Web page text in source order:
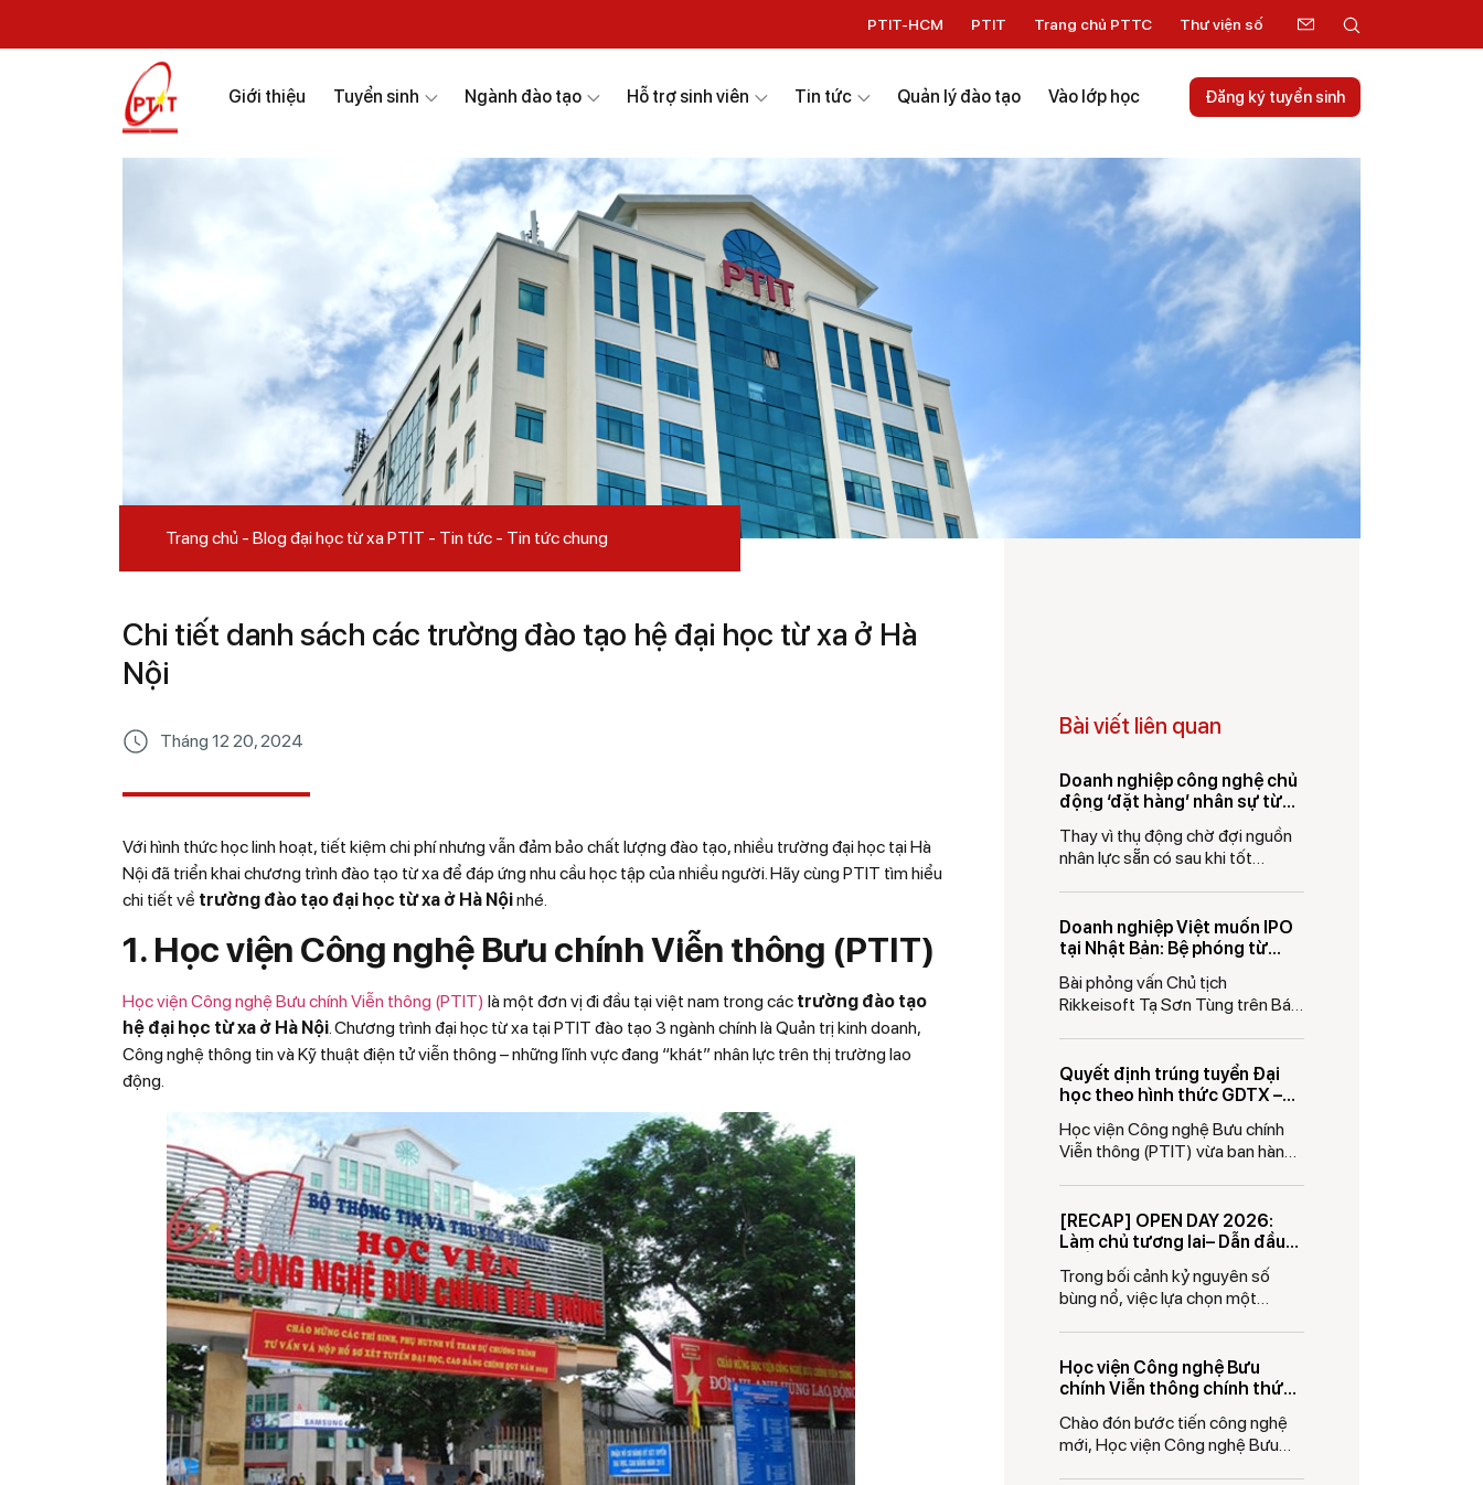
PTIT-HCM PTIT Trang chủ PTTC Thư viện số
Giới thiệu Tuyển sinh Ngành đào tạo Hỗ trợ sinh viên Tin tức Quản lý đào tạo Vào lớp học Đăng ký tuyển sinh
Trang chủ Blog đại học từ xa PTIT Tin tức Tin tức chung
Chi tiết danh sách các trường đào tạo hệ đại học từ xa ở Hà
Nội
Tháng 12 20, 2024
Với hình thức học linh hoạt, tiết kiệm chi phí nhưng vẫn đảm bảo chất lượng đào tạo, nhiều trường đại học tại Hà
Nội đã triển khai chương trình đào tạo từ xa để đáp ứng nhu cầu học tập của nhiều người. Hãy cùng PTIT tìm hiểu
chi tiết về trường đào tạo đại học từ xa ở Hà Nộinhé.
1. Học viện Công nghệ Bưu chính Viễn thông (PTIT)
Học viện Công nghệ Bưu chính Viễn thông (PTIT) là một đơn vị đi đầu tại việt nam trong các trường đào tạo
hệ đại học từ xa ở Hà Nội. Chương trình đại học từ xa tại PTIT đào tạo 3 ngành chính là Quản trị kinh doanh,
Công nghệ thông tin và Kỹ thuật điện tử viễn thông – những lĩnh vực đang “khát” nhân lực trên thị trường lao
động.
Bài viết liên quan
Doanh nghiệp công nghệ chủ
động ‘đặt hàng’ nhân sự từ
Thay vì thụ động chờ đợi nguồn
nhân lực sẵn có sau khi tốt
Doanh nghiệp Việt muốn IPO
tại Nhật Bản: Bệ phóng từ
Nghị quyết 57 và khát vọng
vươn tầm toàn cầu
Bài phỏng vấn Chủ tịch
Rikkeisoft Tạ Sơn Tùng trên Báo
Quyết định trúng tuyển Đại
học theo hình thức GDTX –
Học viện Công nghệ Bưu chính
Viễn thông (PTIT) vừa ban hành
[RECAP] OPEN DAY 2026:
Làm chủ tương lai– Dẫn đầu
Trong bối cảnh kỷ nguyên số
bùng nổ, việc lựa chọn một
Học viện Công nghệ Bưu
chính Viễn thông chính thức
gia nhập Mạng lưới Phát triển
năng lực AI toàn cầu của Liên
Hợp Quốc
Chào đón bước tiến công nghệ
mới, Học viện Công nghệ Bưu